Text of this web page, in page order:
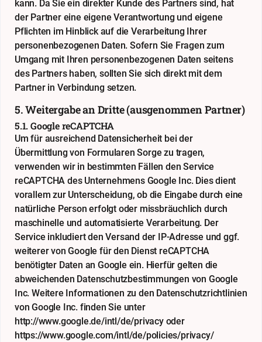
kann. Da Sie ein direkter Kunde des Partners sind, hat
der Partner eine eigene Verantwortung und eigene
Pflichten im Hinblick auf die Verarbeitung Ihrer
personenbezogenen Daten. Sofern Sie Fragen zum
Umgang mit Ihren personenbezogenen Daten seitens
des Partners haben, sollten Sie sich direkt mit dem
Partner in Verbindung setzen.
5. Weitergabe an Dritte (ausgenommen Partner)
5.1. Google reCAPTCHA
Um für ausreichend Datensicherheit bei der
Übermittlung von Formularen Sorge zu tragen,
verwenden wir in bestimmten Fällen den Service
reCAPTCHA des Unternehmens Google Inc. Dies dient
vorallem zur Unterscheidung, ob die Eingabe durch eine
natürliche Person erfolgt oder missbräuchlich durch
maschinelle und automatisierte Verarbeitung. Der
Service inkludiert den Versand der IP-Adresse und ggf.
weiterer von Google für den Dienst reCAPTCHA
benötigter Daten an Google ein. Hierfür gelten die
abweichenden Datenschutzbestimmungen von Google
Inc. Weitere Informationen zu den Datenschutzrichtlinien
von Google Inc. finden Sie unter
http://www.google.de/intl/de/privacyoder
https://www.google.com/intl/de/policies/privacy/